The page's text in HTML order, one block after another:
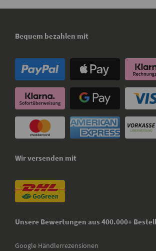
Bequem bezahlen mit
Wir versenden mit
Unsere Bewertungen aus 400.000+
Google Händlerrezensionen